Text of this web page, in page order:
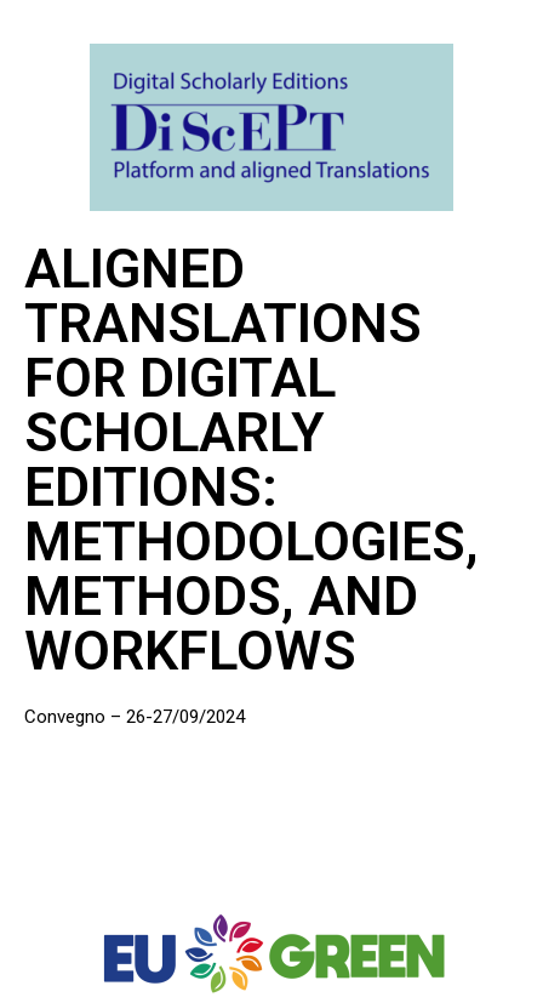
ALIGNED
TRANSLATIONS
FOR DIGITAL
SCHOLARLY
EDITIONS:
METHODOLOGIES,
METHODS, AND
WORKFLOWS
Convegno – 26-27/09/2024